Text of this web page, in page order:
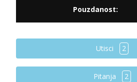
Pouzdanost:
Utisci 2
Pitanja 2